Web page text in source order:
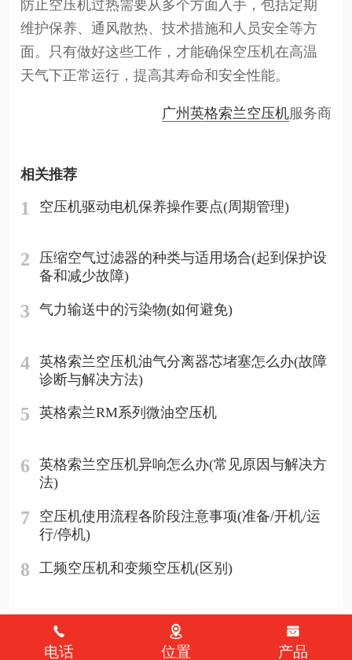
防止空压机过热需要从多个方面入手，包括定期
维护保养、通风散热、技术措施和人员安全等方
面。只有做好这些工作，才能确保空压机在高温
天气下正常运行，提高其寿命和安全性能。
广州英格索兰空压机服务商
相关推荐
1 空压机驱动电机保养操作要点(周期管理)
2
压缩空气过滤器的种类与适用场合(起到保护设
备和减少故障)
3 气力输送中的污染物(如何避免)
4
英格索兰空压机油气分离器芯堵塞怎么办(故障
诊断与解决方法)
5 英格索兰RM系列微油空压机
6
英格索兰空压机异响怎么办(常见原因与解决方
法)
7
空压机使用流程各阶段注意事项(准备/开机/运
行/停机)
8 工频空压机和变频空压机(区别)
电话 位置 产品